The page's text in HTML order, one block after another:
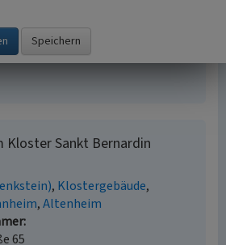
(2003) 150 Jahre St. Bernardin.
Kloster Sankt Bernardin
Klostergebäude
Altenheim
65